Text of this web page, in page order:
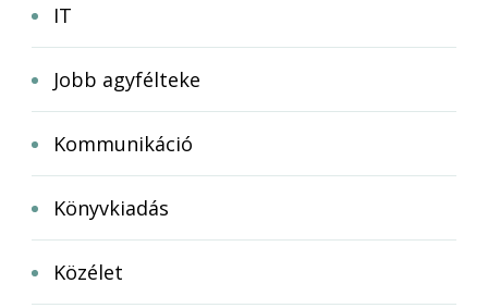
IT
Jobb agyfélteke
Kommunikáció
Könyvkiadás
Közélet